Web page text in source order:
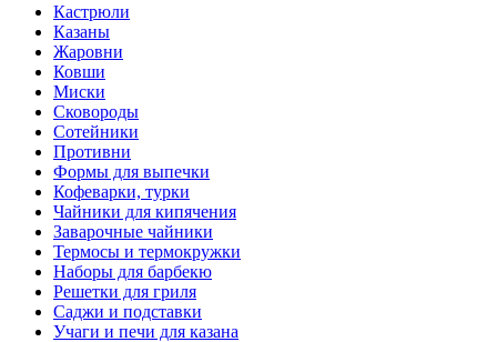
Кастрюли
Казаны
Жаровни
Ковши
Миски
Сковороды
Сотейники
Противни
Формы для выпечки
Кофеварки, турки
Чайники для кипячения
Заварочные чайники
Термосы и термокружки
Наборы для барбекю
Решетки для гриля
Саджи и подставки
Учаги и печи для казана